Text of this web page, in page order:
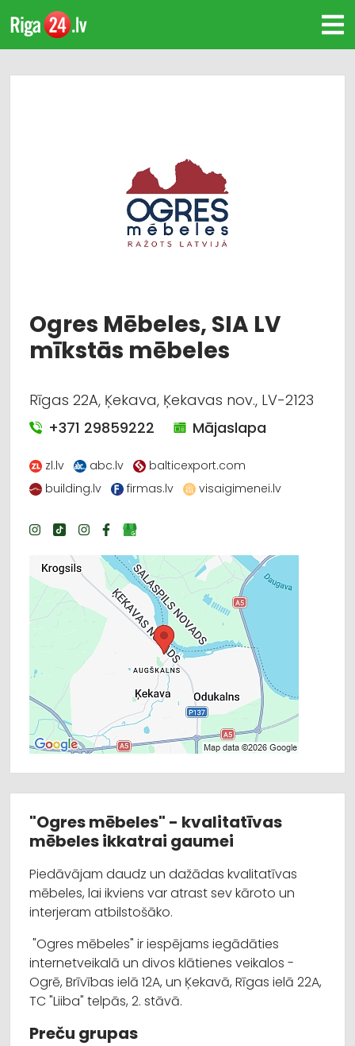
Ogres Mēbeles, SIA LV
mīkstās mēbeles
Rīgas 22A, Ķekava, Ķekavas nov., LV-2123
+371 29859222
Mājaslapa
zl.lv abc.lv
balticexport.com
building.lv
firmas.lv visaigimenei.lv
"Ogres mēbeles" - kvalitatīvas
mēbeles ikkatrai gaumei
Piedāvājam daudz un dažādas kvalitatīvas
mēbeles, lai ikviens var atrast sev kāroto un
interjeram atbilstošāko.
"Ogres mēbeles" ir iespējams iegādāties
internetveikalā un divos klātienes veikalos -
Ogrē, Brīvības ielā 12A, un Ķekavā, Rīgas ielā 22A,
TC "Liiba" telpās, 2. stāvā.
Preču grupas